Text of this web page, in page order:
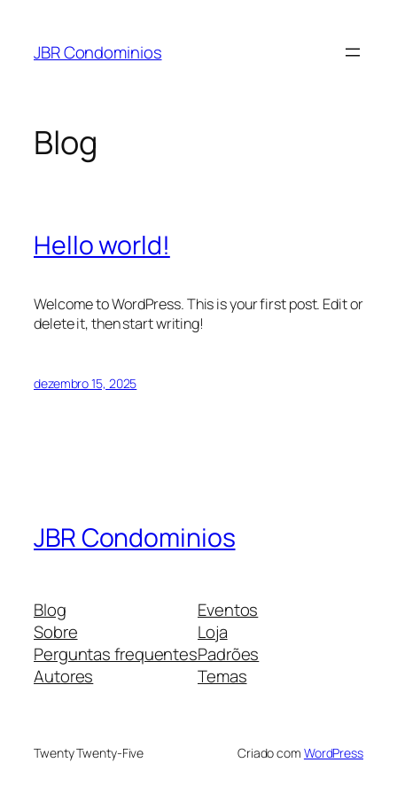
JBR Condominios
Blog
Hello world!
Welcome to WordPress. This is your first post. Edit or
delete it, then start writing!
dezembro 15, 2025
JBR Condominios
Blog
Sobre
Perguntas frequentes
Autores
Eventos
Loja
Padrões
Temas
Twenty Twenty-Five Criado com WordPress